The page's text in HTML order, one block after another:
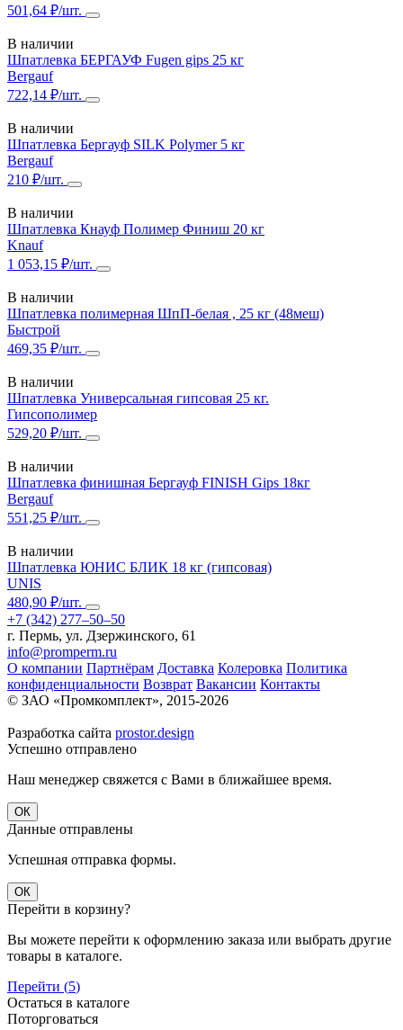
501,64 ₽/шт.
В наличии
Шпатлевка БЕРГАУФ Fugen gips 25 кг
Bergauf
722,14 ₽/шт.
В наличии
Шпатлевка Бергауф SILK Polymer 5 кг
Bergauf
210 ₽/шт.
В наличии
Шпатлевка Кнауф Полимер Финиш 20 кг
Knauf
1 053,15 ₽/шт.
В наличии
Шпатлевка полимерная ШпП-белая , 25 кг (48меш)
Быстрой
469,35 ₽/шт.
В наличии
Шпатлевка Универсальная гипсовая 25 кг.
Гипсополимер
529,20 ₽/шт.
В наличии
Шпатлевка финишная Бергауф FINISH Gips 18кг
Bergauf
551,25 ₽/шт.
В наличии
Шпатлевка ЮНИС БЛИК 18 кг (гипсовая)
UNIS
480,90 ₽/шт.
+7 (342) 277‒50‒50
г. Пермь, ул. Дзержинского, 61
info@promperm.ru
О компании Партнёрам Доставка Колеровка Политика
конфиденциальности Возврат Вакансии Контакты
© ЗАО «Промкомплект», 2015-2026
Разработка сайта prostor.design
Успешно отправлено
Наш менеджер свяжется с Вами в ближайшее время.
ОК
Данные отправлены
Успешная отправка формы.
ОК
Перейти в корзину?
Вы можете перейти к оформлению заказа или выбрать другие
товары в каталоге.
Перейти (5)
Остаться в каталоге
Поторговаться